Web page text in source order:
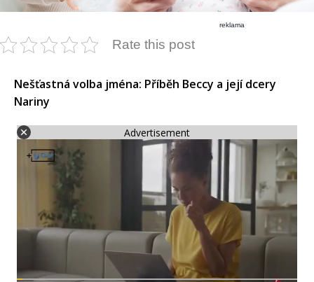
reklama
Rate this post
Nešťastná volba jména: Příběh Beccy a její dcery
Nariny
Advertisement